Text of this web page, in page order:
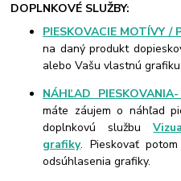
DOPLNKOVÉ SLUŽBY:
PIESKOVACIE MOTÍVY /
na daný produkt
alebo Vašu vlastnú
NÁHĽAD
máte záujem o náhľad
doplnkovú službu
grafiky. Pieskovať
odsúhlasenia grafiky.